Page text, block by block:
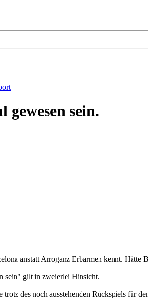
gewesen sein.
anstatt Arroganz Erbarmen kennt.
sein" gilt in zweierlei Hinsicht.
des noch ausstehenden Rückspiels für